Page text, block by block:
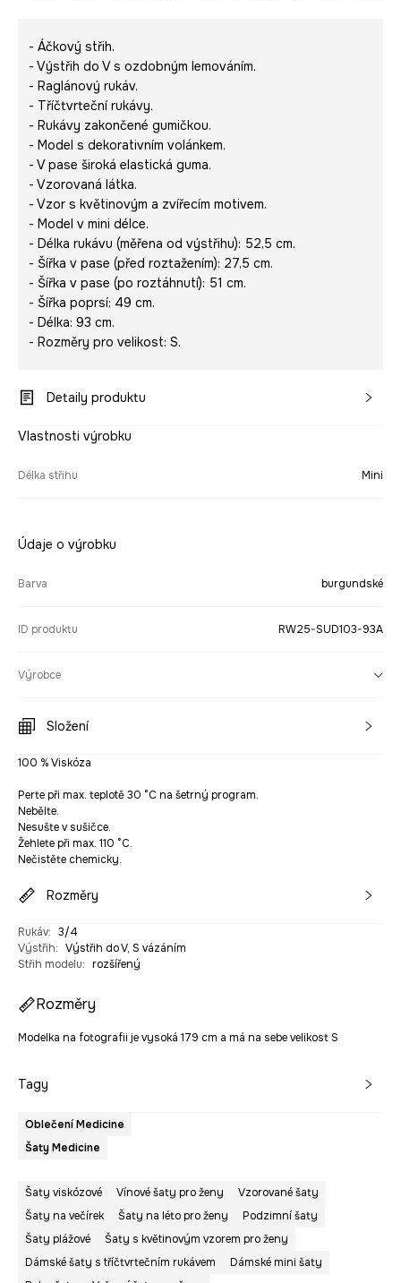
- Áčkový střih.
- Výstřih do V s ozdobným lemováním.
- Raglánový rukáv.
- Tříčtvrteční rukávy.
- Rukávy zakončené gumičkou.
- Model s dekorativním volánkem.
- V pase široká elastická guma.
- Vzorovaná látka.
- Vzor s květinovým a zvířecím motivem.
- Model v mini délce.
- Délka rukávu (měřena od výstřihu): 52,5 cm.
- Šířka v pase (před roztažením): 27,5 cm.
- Šířka v pase (po roztáhnutí): 51 cm.
- Šířka poprsí: 49 cm.
- Délka: 93 cm.
- Rozměry pro velikost: S.
Detaily produktu
Vlastnosti výrobku
Délka střihu Mini
Údaje o výrobku
Barva burgundské
ID produktu RW25-SUD103-93A
Výrobce
Složení
100 % Viskóza
Perte při max. teplotě 30 °C na šetrný program.
Nebělte.
Nesušte v sušičce.
Žehlete při max. 110 °C.
Nečistěte chemicky.
Rozměry
Rukáv: 3/4
Výstřih: Výstřih do V, S vázáním
Střih modelu: rozšířený
Rozměry
Modelka na fotografii je vysoká 179 cm a má na sebe velikost S
Tagy
Oblečení Medicine
Šaty Medicine
Šaty viskózové Vínové šaty pro ženy
Vzorované šaty
Šaty na večírek
Šaty na léto pro ženy
Podzimní šaty
Šaty plážové
Šaty s květinovým vzorem pro ženy
Dámské šaty s tříčtvrtečním rukávem
Dámské mini šaty